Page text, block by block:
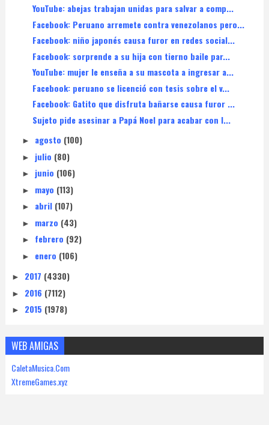
YouTube: abejas trabajan unidas para salvar a comp...
Facebook: Peruano arremete contra venezolanos pero...
Facebook: niño japonés causa furor en redes social...
Facebook: sorprende a su hija con tierno baile par...
YouTube: mujer le enseña a su mascota a ingresar a...
Facebook: peruano se licenció con tesis sobre el v...
Facebook: Gatito que disfruta bañarse causa furor ...
Sujeto pide asesinar a Papá Noel para acabar con l...
► agosto (100)
► julio (80)
► junio (106)
► mayo (113)
► abril (107)
► marzo (43)
► febrero (92)
► enero (106)
► 2017 (4330)
► 2016 (7112)
► 2015 (1978)
WEB AMIGAS
CaletaMusica.Com
XtremeGames.xyz